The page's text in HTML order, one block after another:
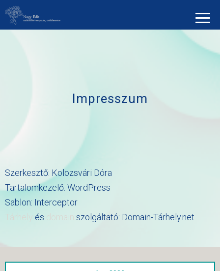
Impresszum
Szerkesztő: Kolozsvári Dóra
Tartalomkezelő: WordPress
Sablon: Interceptor
és szolgáltató: Domain-Tárhely.net